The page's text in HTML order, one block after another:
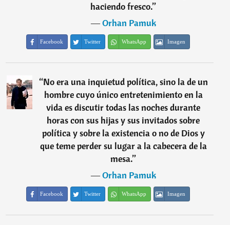
haciendo fresco.”
―Orhan Pamuk
Facebook Twitter WhatsApp Imagen
“No era una inquietud política, sino la de un
hombre cuyo único entretenimiento en la
vida es discutir todas las noches durante
horas con sus hijas y sus invitados sobre
política y sobre la existencia o no de Dios y
que teme perder su lugar a la cabecera de la
mesa.”
―Orhan Pamuk
Facebook Twitter WhatsApp Imagen